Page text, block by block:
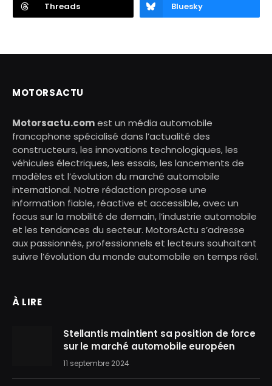
Threads Bluesky
MOTORSACTU
Motorsactu.comest un média automobile
francophone spécialisé dans l’actualité des
constructeurs, les innovations technologiques, les
véhicules électriques, les essais, les lancements de
modèles et l’évolution du marché automobile
international. Notre rédaction propose une
information fiable, réactive et accessible, avec un
focus sur la mobilité de demain, l’industrie automobile
et les tendances du secteur. MotorsActu s’adresse
aux passionnés, professionnels et lecteurs souhaitant
suivre l’évolution du monde automobile en temps réel.
À LIRE
Stellantis maintient sa position de force
sur le marché automobile européen
11 septembre 2024